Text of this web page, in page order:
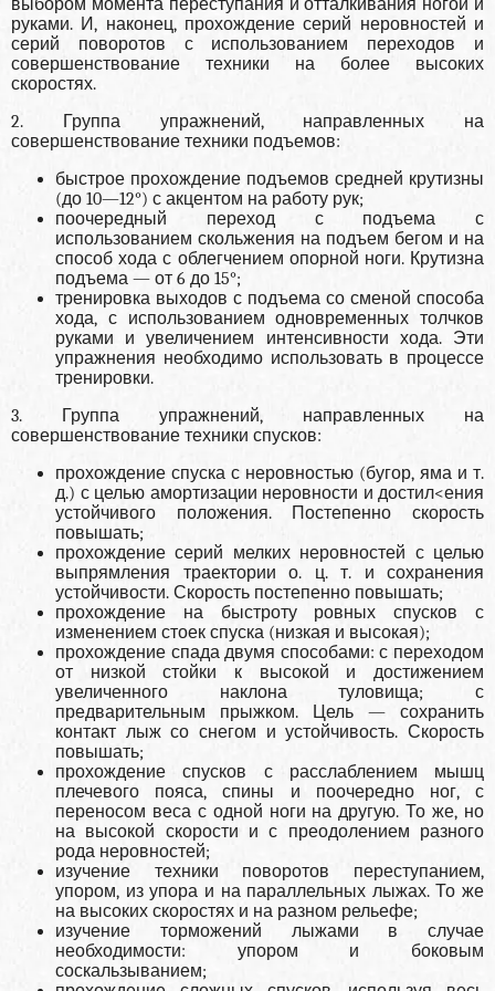
выбором момента переступания и отталкивания ногой и
руками. И, наконец, прохождение серий неровностей и
серий поворотов с использованием переходов и
совершенствование техники на более высоких
скоростях.
2. Группа упражнений, направленных на
совершенствование техники подъемов:
быстрое прохождение подъемов средней крутизны
(до 10—12°) с акцентом на работу рук;
поочередный переход с подъема с
использованием скольжения на подъем бегом и на
способ хода с облегчением опорной ноги. Крутизна
подъема — от 6 до 15°;
тренировка выходов с подъема со сменой способа
хода, с использованием одновременных толчков
руками и увеличением интенсивности хода. Эти
упражнения необходимо использовать в процессе
тренировки.
3. Группа упражнений, направленных на
совершенствование техники спусков:
прохождение спуска с неровностью (бугор, яма и т.
д.) с целью амортизации неровности и достил<ения
устойчивого положения. Постепенно скорость
повышать;
прохождение серий мелких неровностей с целью
выпрямления траектории о. ц. т. и сохранения
устойчивости. Скорость постепенно повышать;
прохождение на быстроту ровных спусков с
изменением стоек спуска (низкая и высокая);
прохождение спада двумя способами: с переходом
от низкой стойки к высокой и достижением
увеличенного наклона туловища; с
предварительным прыжком. Цель — сохранить
контакт лыж со снегом и устойчивость. Скорость
повышать;
прохождение спусков с расслаблением мышц
плечевого пояса, спины и поочередно ног, с
переносом веса с одной ноги на другую. То же, но
на высокой скорости и с преодолением разного
рода неровностей;
изучение техники поворотов переступанием,
упором, из упора и на параллельных лыжах. То же
на высоких скоростях и на разном рельефе;
изучение торможений лыжами в случае
необходимости: упором и боковым
соскальзыванием;